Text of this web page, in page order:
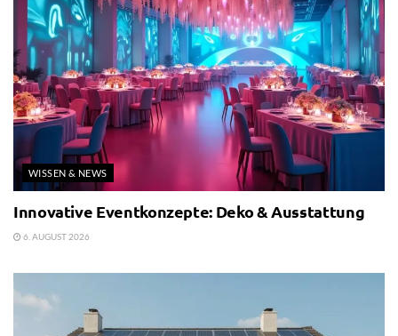
WISSEN & NEWS
Innovative Eventkonzepte: Deko & Ausstattung
6. AUGUST 2026